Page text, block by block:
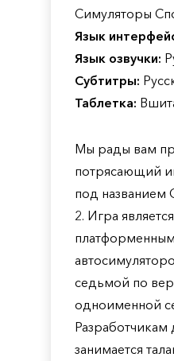
Симуляторы
Язык
Язык озвучки:
Субтитры:
Таблетка:
Мы рады вам
потрясающий
под названием
2. Игра
седьмой по
одноименной
Разработчикам
занимается